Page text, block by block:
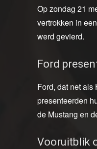
Op zondag 21
vertrokken in
werd gevierd.
Ford
Ford, dat net
presenteerden
de Mustang en
Vooruitblik